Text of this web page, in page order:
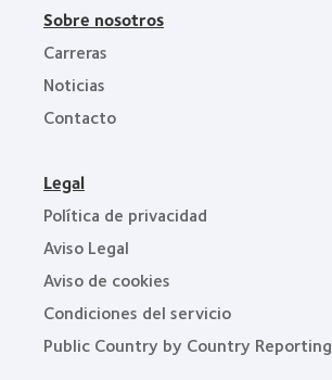
Sobre nosotros
Carreras
Noticias
Contacto
Legal
Política de privacidad
Aviso Legal
Aviso de cookies
Condiciones del servicio
Public Country by Country Reporting